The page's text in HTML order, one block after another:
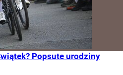
Popsute urodziny